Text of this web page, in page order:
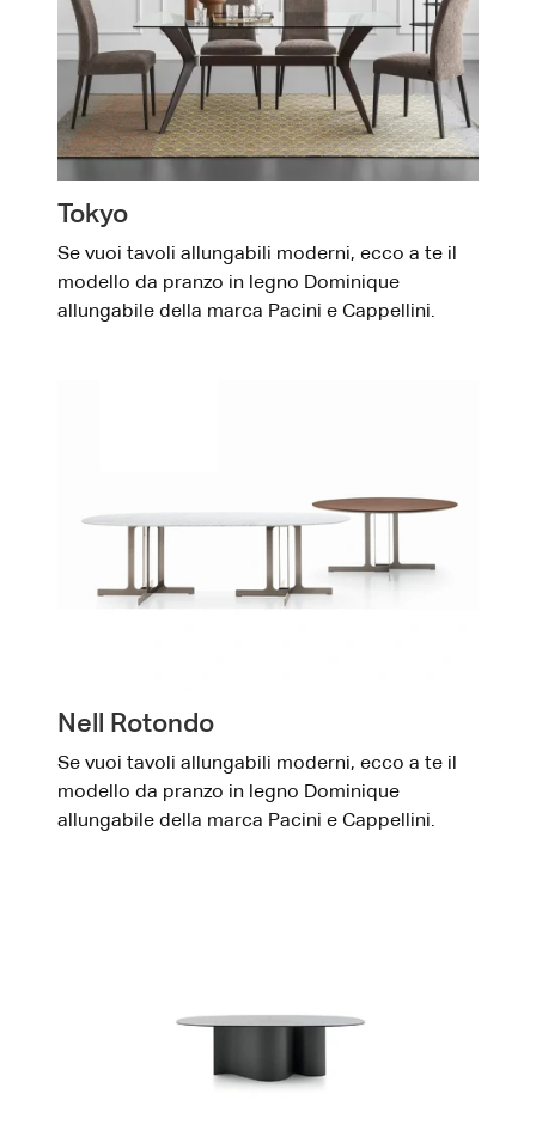
Tokyo
Se vuoi tavoli allungabili moderni, ecco a te il
modello da pranzo in legno Dominique
allungabile della marca Pacini e Cappellini.
Nell Rotondo
Se vuoi tavoli allungabili moderni, ecco a te il
modello da pranzo in legno Dominique
allungabile della marca Pacini e Cappellini.